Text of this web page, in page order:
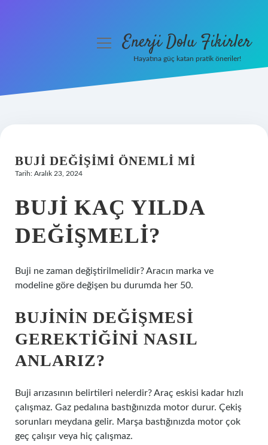
Hakkımızda
menüyüEnerji Dolu Fikirler
Hayatına güç katan pratik öneriler!
BUJI DEĞIŞIMI ÖNEMLI MI
Tarih: Aralık 23, 2024
BUJI KAÇ YILDA
DEĞIŞMELI?
Buji ne zaman değiştirilmelidir? Aracın marka ve
modeline göre değişen bu durumda her 50.
BUJININ DEĞIŞMESI
GEREKTIĞINI NASIL
ANLARIZ?
Buji arızasının belirtileri nelerdir? Araç eskisi kadar hızlı
çalışmaz. Gaz pedalına bastığınızda motor durur. Çekiş
sorunları meydana gelir. Marşa bastığınızda motor çok
geç çalışır veya hiç çalışmaz.